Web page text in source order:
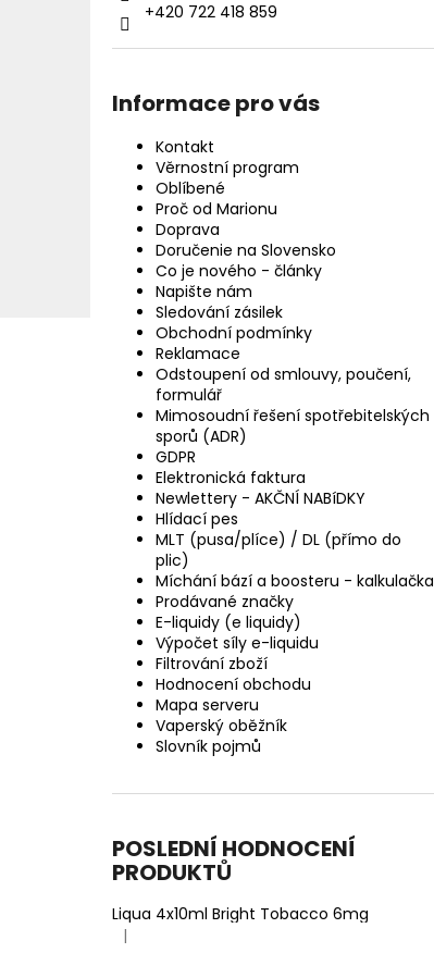
+420 722 418 859
Informace pro vás
Kontakt
Věrnostní program
Oblíbené
Proč od Marionu
Doprava
Doručenie na Slovensko
Co je nového - články
Napište nám
Sledování zásilek
Obchodní podmínky
Reklamace
Odstoupení od smlouvy, poučení,
formulář
Mimosoudní řešení spotřebitelských
sporů (ADR)
GDPR
Elektronická faktura
Newlettery - AKČNÍ NABíDKY
Hlídací pes
MLT (pusa/plíce) / DL (přímo do
plic)
Míchání bází a boosteru - kalkulačka
Prodávané značky
E-liquidy (e liquidy)
Výpočet síly e-liquidu
Filtrování zboží
Hodnocení obchodu
Mapa serveru
Vaperský oběžník
Slovník pojmů
POSLEDNÍ HODNOCENÍ
PRODUKTŮ
Liqua 4x10ml Bright Tobacco 6mg
Hodnocení produktu je 5 z 5 hvězdiček.
|